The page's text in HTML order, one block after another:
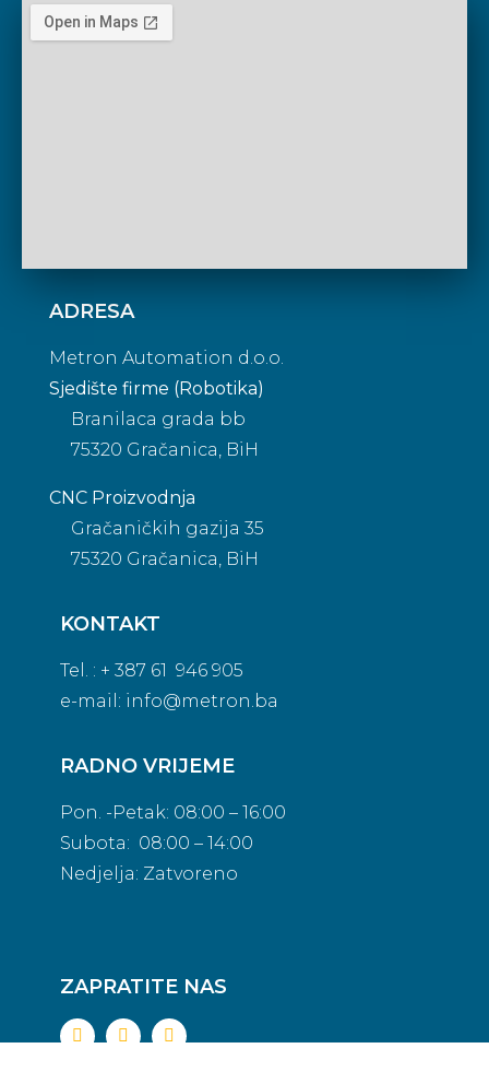
ADRESA
Metron Automation d.o.o.
Sjedište firme (Robotika)
Branilaca grada bb
75320 Gračanica, BiH
CNC Proizvodnja
Gračaničkih gazija 35
75320 Gračanica, BiH
KONTAKT
Tel. : + 387 61 946 905
e-mail: info@metron.ba
RADNO VRIJEME
Pon. -Petak: 08:00 – 16:00
Subota: 08:00 – 14:00
Nedjelja: Zatvoreno
ZAPRATITE NAS